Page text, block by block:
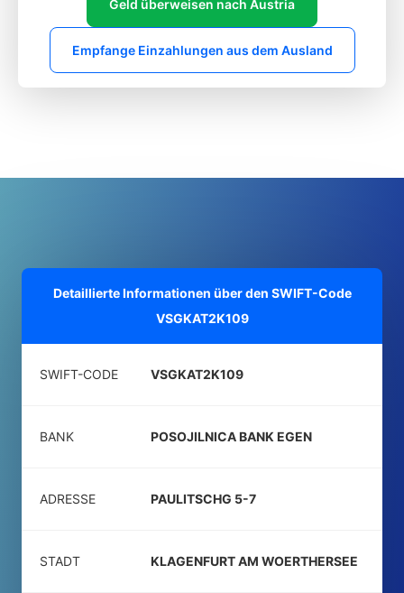
Geld überweisen nach Austria
Empfange Einzahlungen aus dem Ausland
Detaillierte Informationen über den SWIFT-Code
VSGKAT2K109
SWIFT-CODE VSGKAT2K109
BANK POSOJILNICA BANK EGEN
ADRESSE PAULITSCHG 5-7
STADT KLAGENFURT AM WOERTHERSEE